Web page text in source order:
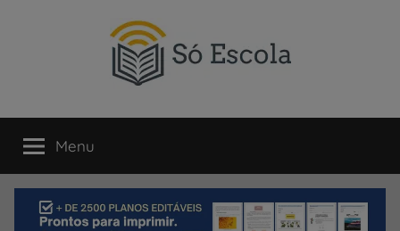
SÓ
ESCOLA
um
portal
direcionado
Menu